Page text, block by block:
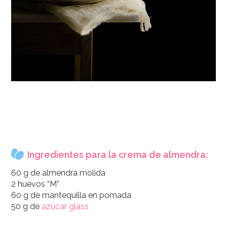
Ingredientes para la crema de almendra:
60 g de almendra molida
2 huevos “M”
60 g de mantequilla en pomada
50 g de azúcar glass